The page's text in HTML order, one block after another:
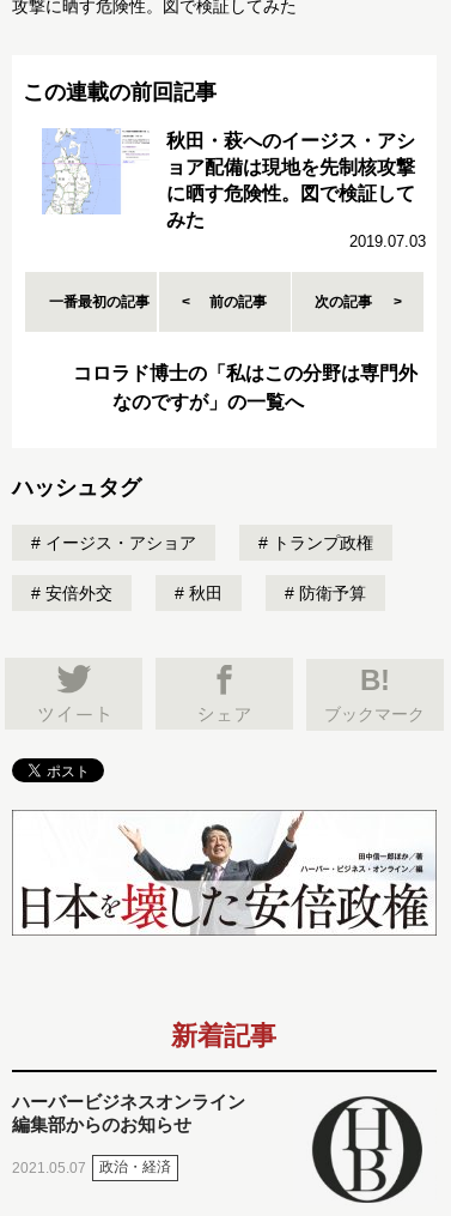
攻撃に晒す危険性。図で検証してみた
この連載の前回記事
秋田・萩へのイージス・アシ
ョア配備は現地を先制核攻撃
に晒す危険性。図で検証して
みた
2019.07.03
一番最初の記事 前の記事 次の記事
コロラド博士の「私はこの分野は専門外
なのですが」の一覧へ
ハッシュタグ
イージス・アショア トランプ政権
安倍外交 秋田 防衛予算
B!
ブックマーク
新着記事
ハーバービジネスオンライン
編集部からのお知らせ
2021.05.07 政治・経済